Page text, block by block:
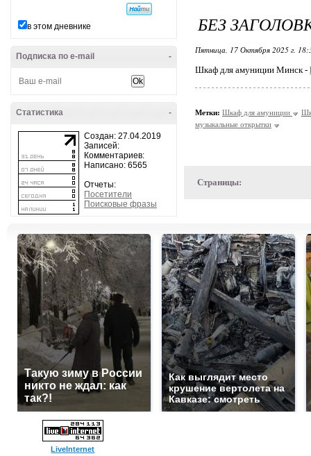
в этом дневнике
-
Подписка по e-mail
-
Статистика
Создан: 27.04.2019
Записей:
Комментариев:
Написано: 6565
Отчеты:
Посетители
Поисковые фразы
БЕЗ
Пятница, 17 Октября 2025 г.
Шкаф для амуниции Минск -
Метки: Шкаф для амуниции
музыкальные открытки
Страницы:
Такую зиму в России
никто не ждал: как
так?!
Как выглядит место
крушение вертолета на
Кавказе: смотреть
LiveInternet